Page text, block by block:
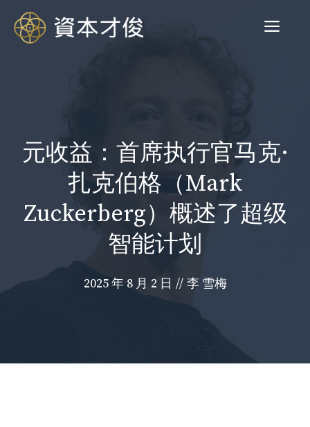
菜
元收益：首席执行官马克·
扎克伯格（Mark
Zuckerberg）概述了超级
智能计划
2025 年 8 月 2 日 // 李 雪梅